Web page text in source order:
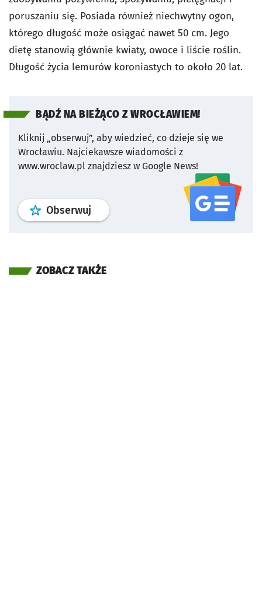
poruszaniu się. Posiada również niechwytny ogon,
którego długość może osiągać nawet 50 cm. Jego
dietę stanowią głównie kwiaty, owoce i liście roślin.
Długość życia lemurów koroniastych to około 20 lat.
BĄDŹ NA BIEŻĄCO Z WROCŁAWIEM!
Kliknij „obserwuj”, aby wiedzieć, co dzieje się we
Wrocławiu. Najciekawsze wiadomości z
www.wroclaw.pl znajdziesz w Google News!
Obserwuj profil serwisu
ZOBACZ TAKŻE